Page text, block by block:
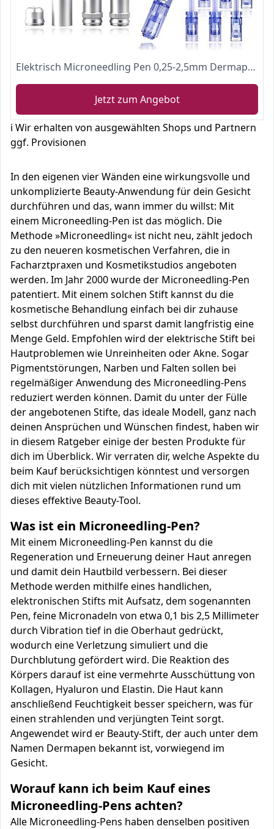
Elektrisch Microneedling Pen 0,25-2,5mm Dermapen Dermaroller Micronadeln Pen Hautpflege Reparatur Tool für Falten, Akne Narben, Dehnungsstreifen, Haarausfall mit 12PIN, 36PIN, Nano Round Nadeln
Jetzt zum Angebot
ℹ️ Wir erhalten von ausgewählten Shops und Partnern
ggf. Provisionen
In den eigenen vier Wänden eine wirkungsvolle und
unkomplizierte Beauty-Anwendung für dein Gesicht
durchführen und das, wann immer du willst: Mit
einem Microneedling-Pen ist das möglich. Die
Methode »Microneedling« ist nicht neu, zählt jedoch
zu den neueren kosmetischen Verfahren, die in
Facharztpraxen und Kosmetikstudios angeboten
werden. Im Jahr 2000 wurde der Microneedling-Pen
patentiert. Mit einem solchen Stift kannst du die
kosmetische Behandlung einfach bei dir zuhause
selbst durchführen und sparst damit langfristig eine
Menge Geld. Empfohlen wird der elektrische Stift bei
Hautproblemen wie Unreinheiten oder Akne. Sogar
Pigmentstörungen, Narben und Falten sollen bei
regelmäßiger Anwendung des Microneedling-Pens
reduziert werden können. Damit du unter der Fülle
der angebotenen Stifte, das ideale Modell, ganz nach
deinen Ansprüchen und Wünschen findest, haben wir
in diesem Ratgeber einige der besten Produkte für
dich im Überblick. Wir verraten dir, welche Aspekte du
beim Kauf berücksichtigen könntest und versorgen
dich mit vielen nützlichen Informationen rund um
dieses effektive Beauty-Tool.
Was ist ein Microneedling-Pen?
Mit einem Microneedling-Pen kannst du die
Regeneration und Erneuerung deiner Haut anregen
und damit dein Hautbild verbessern. Bei dieser
Methode werden mithilfe eines handlichen,
elektronischen Stifts mit Aufsatz, dem sogenannten
Pen, feine Micronadeln von etwa 0,1 bis 2,5 Millimeter
durch Vibration tief in die Oberhaut gedrückt,
wodurch eine Verletzung simuliert und die
Durchblutung gefördert wird. Die Reaktion des
Körpers darauf ist eine vermehrte Ausschüttung von
Kollagen, Hyaluron und Elastin. Die Haut kann
anschließend Feuchtigkeit besser speichern, was für
einen strahlenden und verjüngten Teint sorgt.
Angewendet wird er Beauty-Stift, der auch unter dem
Namen Dermapen bekannt ist, vorwiegend im
Gesicht.
Worauf kann ich beim Kauf eines
Microneedling-Pens achten?
Alle Microneedling-Pens haben denselben positiven